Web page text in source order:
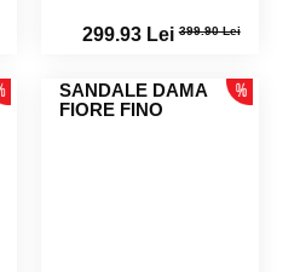
299.93 Lei399.90 Lei
SANDALE DAMA
FIORE FINO